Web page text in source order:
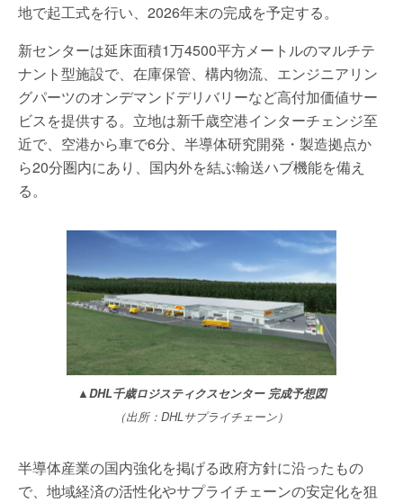
地で起工式を行い、2026年末の完成を予定する。
新センターは延床面積1万4500平方メートルのマルチテ
ナント型施設で、在庫保管、構内物流、エンジニアリン
グパーツのオンデマンドデリバリーなど高付加価値サー
ビスを提供する。立地は新千歳空港インターチェンジ至
近で、空港から車で6分、半導体研究開発・製造拠点か
ら20分圏内にあり、国内外を結ぶ輸送ハブ機能を備え
る。
▲DHL千歳ロジスティクスセンター 完成予想図
（出所：DHLサプライチェーン）
半導体産業の国内強化を掲げる政府方針に沿ったもの
で、地域経済の活性化やサプライチェーンの安定化を狙